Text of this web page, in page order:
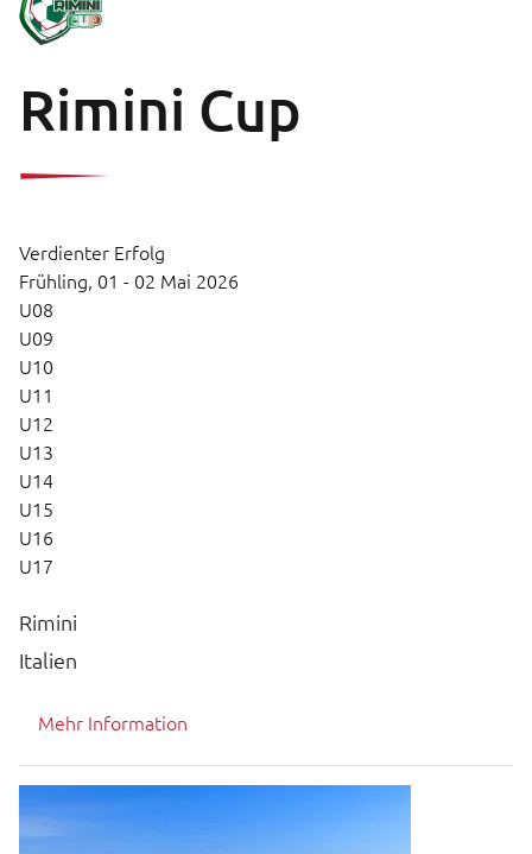
Rimini Cup
Verdienter Erfolg
Frühling, 01 - 02 Mai 2026
U08
U09
U10
U11
U12
U13
U14
U15
U16
U17
Rimini
Italien
Mehr Information